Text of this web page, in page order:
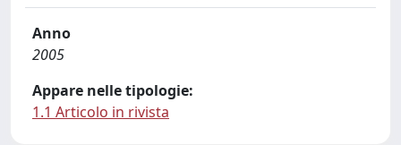
Anno
2005
Appare nelle tipologie:
1.1 Articolo in rivista